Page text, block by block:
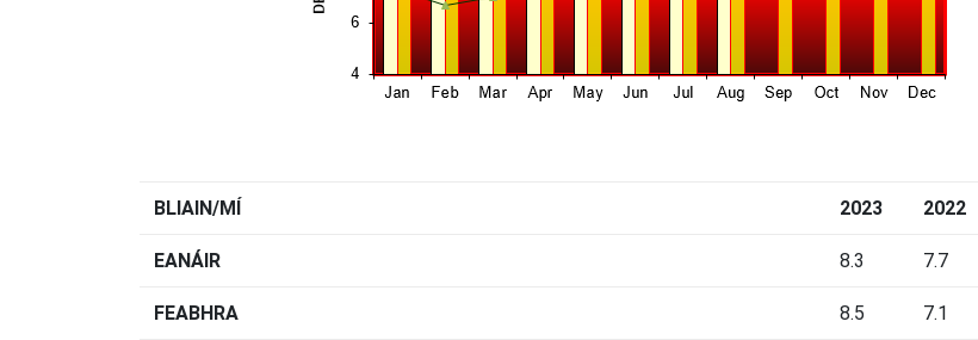
BLIAIN/MÍ 2023 2022
EANÁIR 8.3 7.7
FEABHRA 8.5 7.1